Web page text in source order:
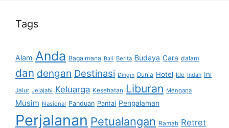
Tags
Alam Anda Bagaimana Bali Berita Budaya Cara dalam
dan dengan Destinasi Dingin Dunia Hotel Ide Indah Ini
Jalur Jelajahi Keluarga Kesehatan Liburan Mengapa
Musim Nasional Panduan Pantai Pengalaman
Perjalanan Petualangan Ramah Retret